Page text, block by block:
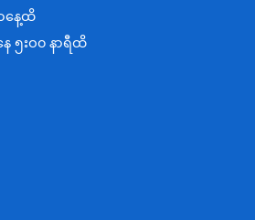
ပေါင်းဆောင်ရွက်ရေးဝန်ကြီးဌာန
ဌာန
ေးမှုဝန်ကြီးဌာန
ေးနှင့်ဆည်မြောင်းဝန်ကြီးဌာန
ယ်ရေးဝန်ကြီးဌာန
ျင်ထိန်းသိမ်းရေးဝန်ကြီးဌာန
နေ့ထိ
၅းဝ၀ နာရီထိ